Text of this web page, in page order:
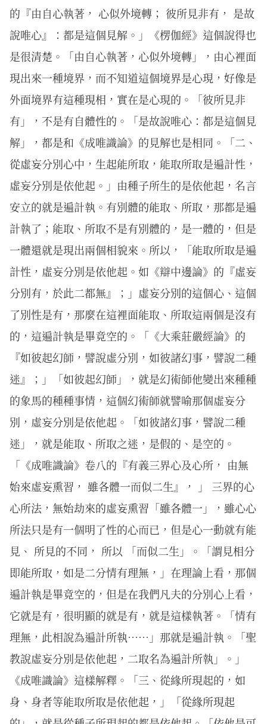
的『由自心執著， 心似外境轉； 彼所見非有， 是故
說唯心』：都是這個見解。」《楞伽經》這個說得也
是很清楚。「由自心執著，心似外境轉」，由心裡面
現出來一種境界，而不知道這個境界是心現，好像是
外面境界有這種現相，實在是心現的。「彼所見非
有」，不是有自體性的。「是故說唯心：都是這個見
解」，都是和《成唯識論》的見解也是相同。「二、
從虛妄分別心中，生起能所取，能取所取是遍計性，
虛妄分別是依他起。」由種子所生的是依他起，名言
安立的就是遍計執。有別體的能取、所取，那都是遍
計執了；能取、所取不是有別體的，是一體的，但是
一體還就是現出兩個相貌來。所以，「能取所取是遍
計性，虛妄分別是依他起。如《辯中邊論》的『虛妄
分別有，於此二都無』；」虛妄分別的這個心、這個
了別性是有，那麼在這裡面能取、所取這兩個是沒有
的，這遍計執是畢竟空的。「《大乘莊嚴經論》的
『如彼起幻師，譬說虛分別，如彼諸幻事，譬說二種
迷』；」「如彼起幻師」，就是幻術師他變出來種種
的象馬的種種事情，這個幻術師就譬喻那個虛妄分
別，虛妄分別是依他起。「如彼諸幻事，譬說二種
迷」，就是能取、所取之迷，是假的、是空的。
「《成唯識論》卷八的『有義三界心及心所， 由無
始來虛妄熏習， 雖各體一而似二生』， 」 三界的心
心所法，無始劫來的虛妄熏習「雖各體一」，雖心心
所法只是有一個明了性的心而已，但是心一動就有能
見、 所見的不同， 所以 「而似二生」。「謂見相分
即能所取，如是二分情有理無，」在理論上看，那個
遍計執是畢竟空的，但是在我們凡夫的分別心上看，
它就是有，很明顯的就是有，就是這樣執著。「情有
理無，此相說為遍計所執……」那就是遍計執。「聖
教說虛妄分別是依他起，二取名為遍計所執」。」
《成唯識論》這樣解釋。「三、從緣所現起的，如
身、身者等能取所取是依他起，」「從緣所現起